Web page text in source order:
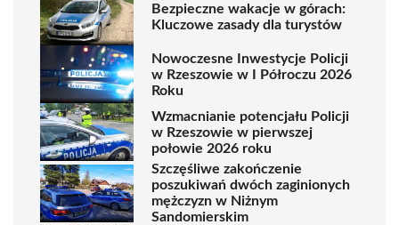
Bezpieczne wakacje w górach:
Kluczowe zasady dla turystów
Nowoczesne Inwestycje Policji
w Rzeszowie w I Półroczu 2026
Roku
Wzmacnianie potencjału Policji
w Rzeszowie w pierwszej
połowie 2026 roku
Szczęśliwe zakończenie
poszukiwań dwóch zaginionych
mężczyzn w Niżnym
Sandomierskim